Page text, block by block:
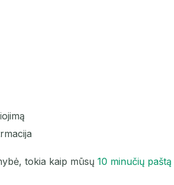
tokia kaip mūsų 10 minučių paštą